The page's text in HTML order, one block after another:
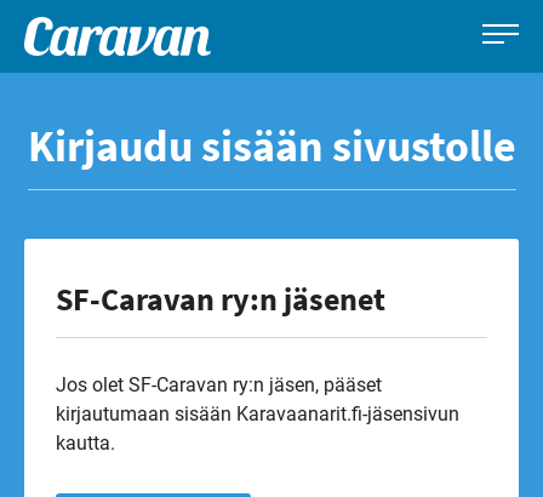
sisältöön
Caravan-
Leirintämatkailun
Kirjaudu sisään sivustolle
SF-Caravan ry:n jäsenet
Jos olet SF-Caravan ry:n jäsen, pääset
kirjautumaan sisään Karavaanarit.fi-jäsensivun
kautta.